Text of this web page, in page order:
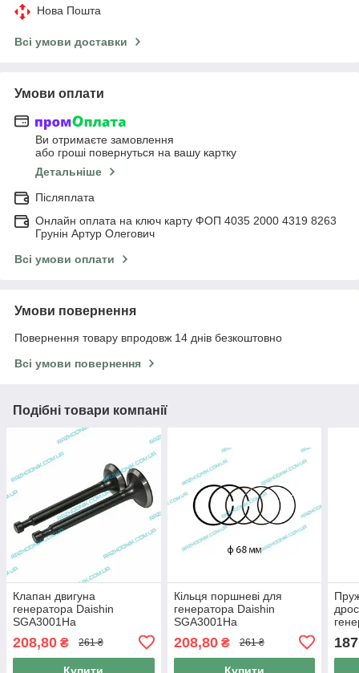
Нова Пошта
Всі умови доставки
Умови оплати
Ви отримаєте замовлення
або гроші повернуться на вашу картку
Детальніше
Післяплата
Онлайн оплата на ключ карту ФОП 4035 2000 4319 8263
Грунін Артур Олегович
Всі умови оплати
Умови повернення
Повернення товару впродовж 14 днів безкоштовно
Всі умови повернення
Подібні товари компанії
Клапан двигуна
генератора Daishin
SGA3001Ha
208,80 ₴ 261 ₴
Кільця поршневі для
генератора Daishin
SGA3001Ha
208,80₴ 261 ₴ 187